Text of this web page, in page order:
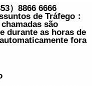
）8866 6666
de Tráfego：
chamadas são
durante as horas de
fora